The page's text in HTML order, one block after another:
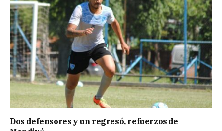
Dos defensores y un regresó, refuerzos de